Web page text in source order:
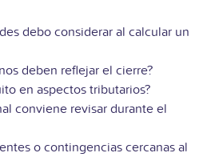
debo considerar al calcular un
deben reflejar el cierre?
en aspectos tributarios?
conviene revisar durante el
o contingencias cercanas al